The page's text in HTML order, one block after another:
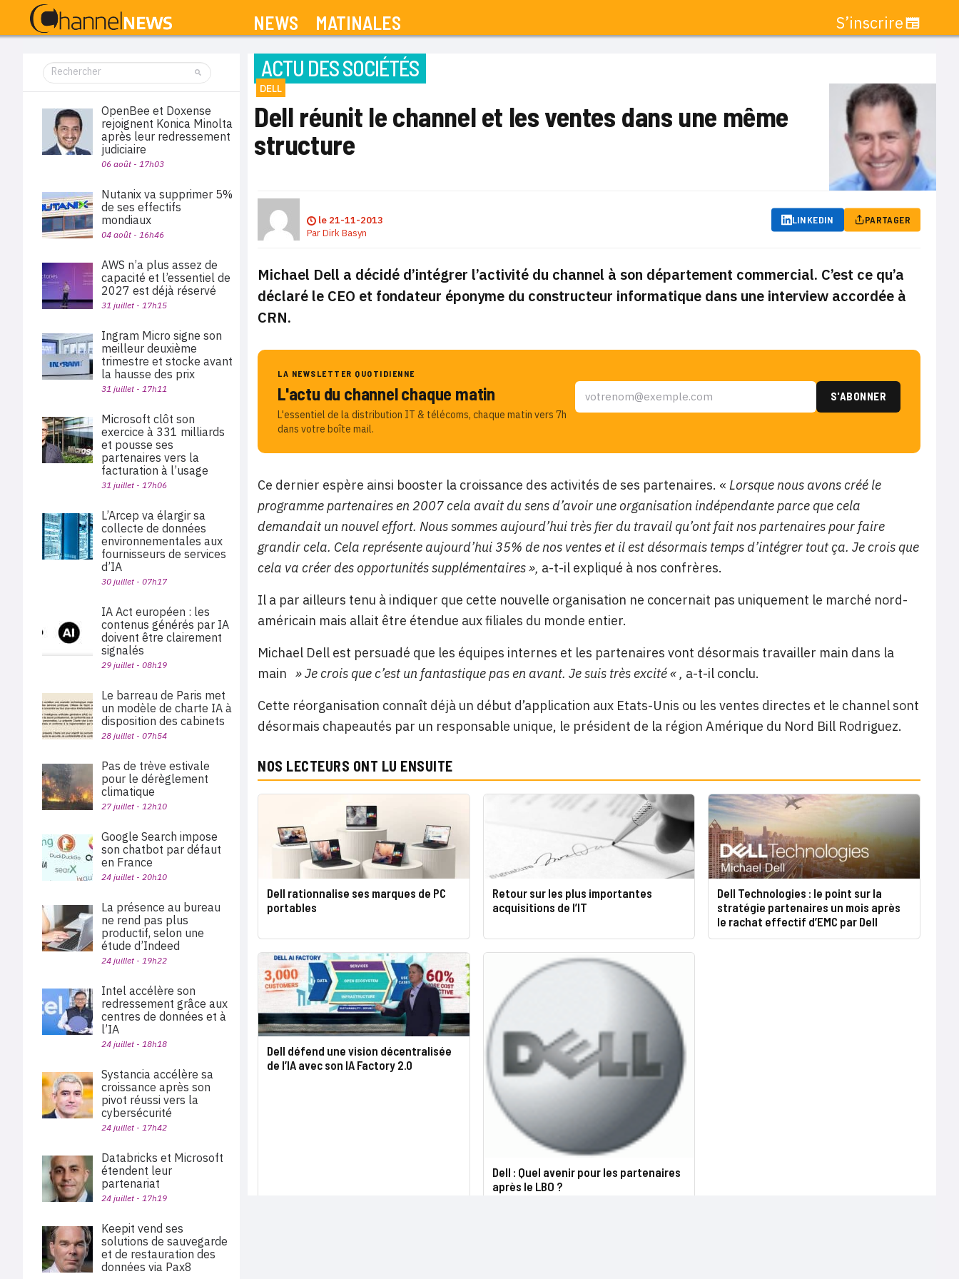
NEWS MATINALES S’inscrire
ACTU DES SOCIÉTÉS
DELL
Dell réunit le channel et les ventes dans une même
structure
le 21-11-2013
ParDirk Basyn
LINKEDIN PARTAGER
Michael Dell a décidé d’intégrer l’activité du channel à son département commercial. C’est ce qu’a
déclaré le CEO et fondateur éponyme du constructeur informatique dans une interview accordée à
CRN.
LA NEWSLETTER QUOTIDIENNE
L'actu du channel chaque matin
L'essentiel de la distribution IT & télécoms, chaque matin vers 7h
dans votre boîte mail.
Ce dernier espère ainsi booster la croissance des activités de ses partenaires. « Lorsque nous avons créé le
programme partenaires en 2007 cela avait du sens d’avoir une organisation indépendante parce que cela
demandait un nouvel effort. Nous sommes aujourd’hui très fier du travail qu’ont fait nos partenaires pour faire
grandir cela. Cela représente aujourd’hui 35% de nos ventes et il est désormais temps d’intégrer tout ça. Je crois que
cela va créer des opportunités supplémentaires », a-t-il expliqué à nos confrères.
Il a par ailleurs tenu à indiquer que cette nouvelle organisation ne concernait pas uniquement le marché nord-
américain mais allait être étendue aux filiales du monde entier.
Michael Dell est persuadé que les équipes internes et les partenaires vont désormais travailler main dans la
main » Je crois que c’est un fantastique pas en avant. Je suis très excité « , a-t-il conclu.
Cette réorganisation connaît déjà un début d’application aux Etats-Unis ou les ventes directes et le channel sont
désormais chapeautés par un responsable unique, le président de la région Amérique du Nord Bill Rodriguez.
NOS LECTEURS ONT LU ENSUITE
Dell rationnalise ses marques de PC
portables
Retour sur les plus importantes
acquisitions de l’IT
Dell Technologies : le point sur la
stratégie partenaires un mois après
le rachat effectif d’EMC par Dell
Dell défend une vision décentralisée
de l’IA avec son IA Factory 2.0
Dell : Quel avenir pour les partenaires
après le LBO ?
OpenBee et Doxense
rejoignent Konica Minolta
après leur redressement
judiciaire
06 août - 17h03
Nutanix va supprimer 5%
de ses effectifs
mondiaux
04 août - 16h46
AWS n’a plus assez de
capacité et l’essentiel de
2027 est déjà réservé
31 juillet - 17h15
Ingram Micro signe son
meilleur deuxième
trimestre et stocke avant
la hausse des prix
31 juillet - 17h11
Microsoft clôt son
exercice à 331 milliards
et pousse ses
partenaires vers la
facturation à l’usage
31 juillet - 17h06
L’Arcep va élargir sa
collecte de données
environnementales aux
fournisseurs de services
d’IA
30 juillet - 07h17
IA Act européen : les
contenus générés par IA
doivent être clairement
signalés
29 juillet - 08h19
Le barreau de Paris met
un modèle de charte IA à
disposition des cabinets
28 juillet - 07h54
Pas de trève estivale
pour le dérèglement
climatique
27 juillet - 12h10
Google Search impose
son chatbot par défaut
en France
24 juillet - 20h10
La présence au bureau
ne rend pas plus
productif, selon une
étude d’Indeed
24 juillet - 19h22
Intel accélère son
redressement grâce aux
centres de données et à
l’IA
24 juillet - 18h18
Systancia accélère sa
croissance après son
pivot réussi vers la
cybersécurité
24 juillet - 17h42
Databricks et Microsoft
étendent leur
partenariat
24 juillet - 17h19
Keepit vend ses
solutions de sauvegarde
et de restauration des
données via Pax8